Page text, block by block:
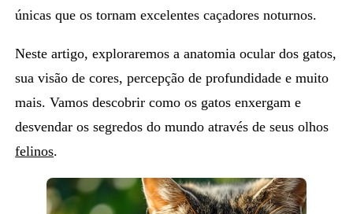
únicas que os tornam excelentes caçadores noturnos.
Neste artigo, exploraremos a anatomia ocular dos gatos,
sua visão de cores, percepção de profundidade e muito
mais. Vamos descobrircomo os gatos enxergam e
desvendar os segredos do mundo através de seus olhos
felinos.